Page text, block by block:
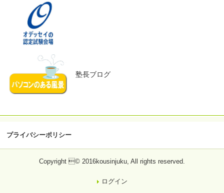
塾長ブログ
プライバシーポリシー
Copyright © 2016kousinjuku, All rights reserved.
ログイン